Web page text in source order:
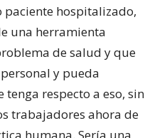
hospitalizado,
una herramienta
de salud y que
y pueda
respecto a eso, sin
trabajadores ahora de
humana. Sería una